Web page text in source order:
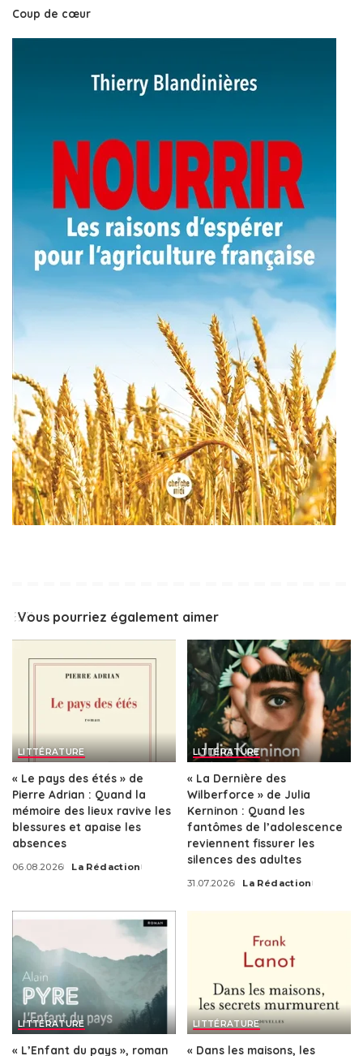
Coup de cœur
Vous pourriez également aimer
LITTÉRATURE
« Le pays des étés » de
Pierre Adrian : Quand la
mémoire des lieux ravive les
blessures et apaise les
absences
06.08.2026
Posted
La Rédaction
LITTÉRATURE
« La Dernière des
Wilberforce » de Julia
Kerninon : Quand les
fantômes de l’adolescence
reviennent fissurer les
silences des adultes
31.07.2026
Posted
La Rédaction
LITTÉRATURE
« L’Enfant du pays », roman
LITTÉRATURE
« Dans les maisons, les